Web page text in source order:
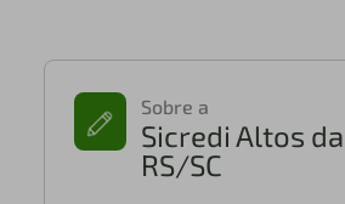
Sobre a
Sicredi Altos
RS/SC